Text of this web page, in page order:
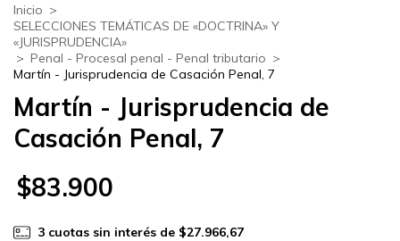
Inicio >
SELECCIONES TEMÁTICAS DE «DOCTRINA» Y
«JURISPRUDENCIA»
> Penal - Procesal penal - Penal tributario >
Martín - Jurisprudencia de Casación Penal, 7
Martín - Jurisprudencia de
Casación Penal, 7
$83.900
3 cuotas sin interés de $27.966,67